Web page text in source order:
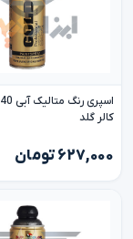
کالر گلد
۶۲۷,۰۰۰ تومان